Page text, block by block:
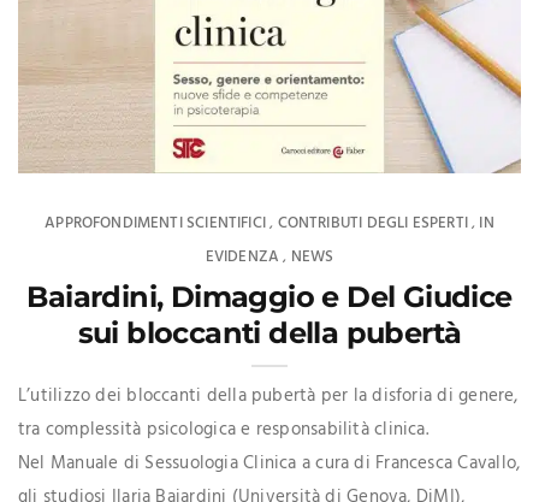
APPROFONDIMENTI SCIENTIFICI, CONTRIBUTI DEGLI ESPERTI, IN
EVIDENZA , NEWS
Baiardini, Dimaggio e Del Giudice
sui bloccanti della pubertà
L’utilizzo dei bloccanti della pubertà per la disforia di genere,
tra complessità psicologica e responsabilità clinica.
Nel Manuale di Sessuologia Clinica a cura di Francesca Cavallo,